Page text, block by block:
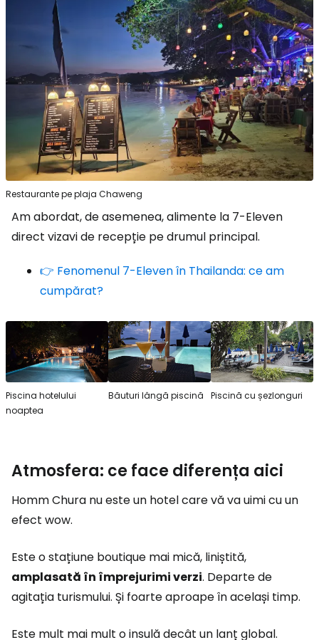
Restaurante pe plaja Chaweng
Am abordat, de asemenea, alimente la 7-Eleven
direct vizavi de recepție pe drumul principal.
👉 Fenomenul 7-Eleven în Thailanda: ce am
cumpărat?
Piscina hotelului
noaptea
Băuturi lângă piscină Piscină cu șezlonguri
Atmosfera: ce face diferența aici
Homm Chura nu este un hotel care vă va uimi cu un
efect wow.
Este o stațiune boutique mai mică, liniștită,
amplasată în împrejurimi verzi. Departe de
agitația turismului. Și foarte aproape în același timp.
Este mult mai mult o insulă decât un lanț global.